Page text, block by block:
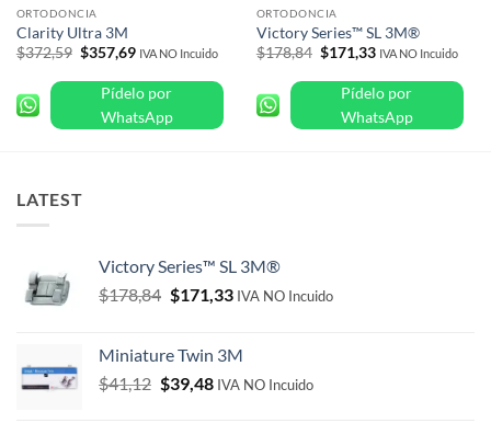
ORTODONCIA
Clarity Ultra 3M
$372,59 Original
was:
$372,59.
$357,69Current
is:
$357,69.
IVA NO Incuido
Pídelo por
WhatsApp
ORTODONCIA
Victory Series™ SL 3M®
$178,84 Original
was:
$178,84.
$171,33Current
is:
$171,33.
IVA NO Incuido
Pídelo por
WhatsApp
LATEST
Victory Series™ SL 3M®
$178,84 Original
$178,84.
$171,33Current
$171,33.
IVA NO Incuido
Miniature Twin 3M
$41,12 Original
$39,48Current
IVA NO Incuido